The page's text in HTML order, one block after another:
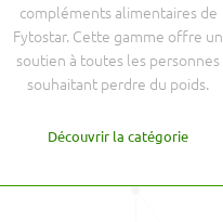
compléments alimentaires de
Fytostar. Cette gamme offre un
soutien à toutes les personnes
souhaitant perdre du poids.
Découvrir la catégorie